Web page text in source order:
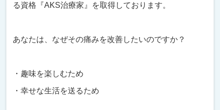
る資格『AKS治療家』を取得しております。
あなたは、なぜその痛みを改善したいのですか？
・趣味を楽しむため
・幸せな生活を送るため